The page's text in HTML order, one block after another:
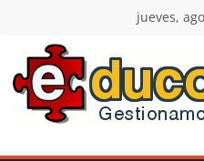
contenido
jueves,
E-